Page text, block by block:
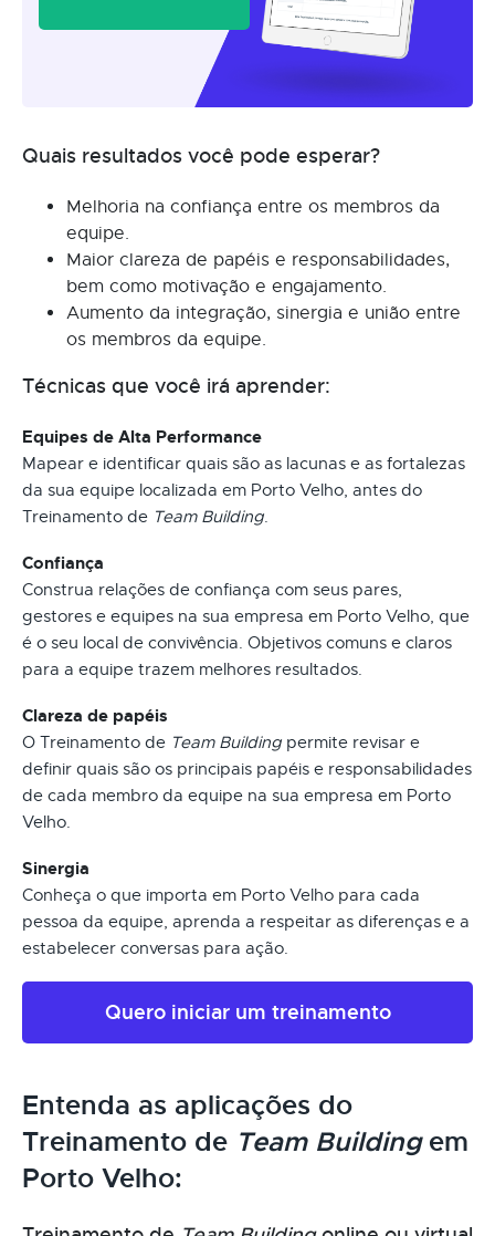
Quais resultados você pode esperar?
Melhoria na confiança entre os membros da
equipe.
Maior clareza de papéis e responsabilidades,
bem como motivação e engajamento.
Aumento da integração, sinergia e união entre
os membros da equipe.
Técnicas que você irá aprender:
Equipes de Alta Performance
Mapear e identificar quais são as lacunas e as fortalezas
da sua equipe localizada em Porto Velho, antes do
Treinamento de Team Building.
Confiança
Construa relações de confiança com seus pares,
gestores e equipes na sua empresa em Porto Velho, que
é o seu local de convivência. Objetivos comuns e claros
para a equipe trazem melhores resultados.
Clareza de papéis
O Treinamento de Team Building permite revisar e
definir quais são os principais papéis e responsabilidades
de cada membro da equipe na sua empresa em Porto
Velho.
Sinergia
Conheça o que importa em Porto Velho para cada
pessoa da equipe, aprenda a respeitar as diferenças e a
estabelecer conversas para ação.
Quero iniciar um treinamento
Entenda as aplicações do
Treinamento de Team Buildingem
Porto Velho: